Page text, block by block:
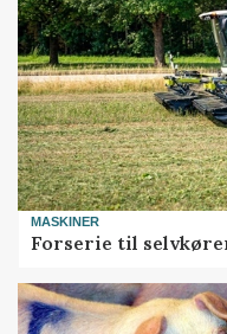
MASKINER
Forserie til